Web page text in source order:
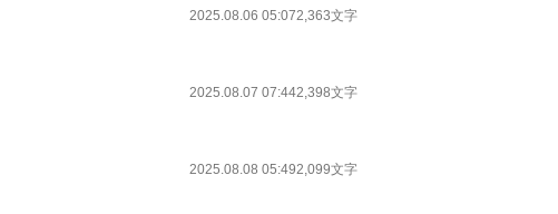
2025.08.06 05:072,363文字
2025.08.07 07:442,398文字
2025.08.08 05:492,099文字